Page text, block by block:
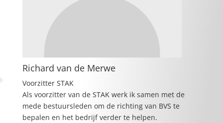
Richard van de Merwe
Voorzitter STAK
Als voorzitter van de STAK werk ik samen met de
mede bestuursleden om de richting van BVS te
bepalen en het bedrijf verder te helpen.